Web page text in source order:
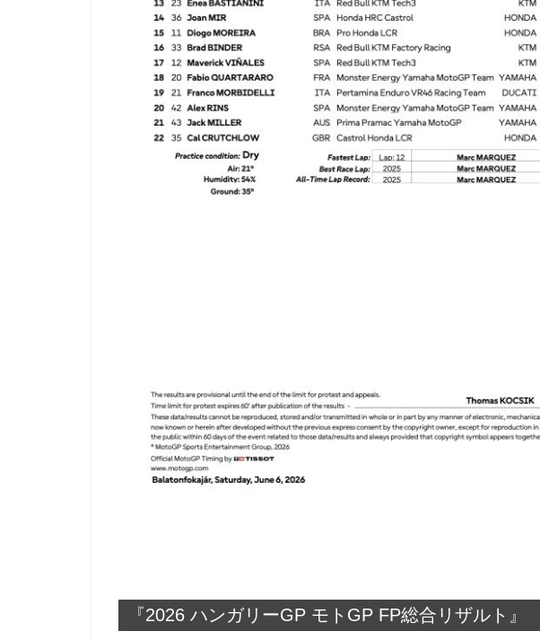
『2026 ハンガリーGP モトGP FP総合リザルト』